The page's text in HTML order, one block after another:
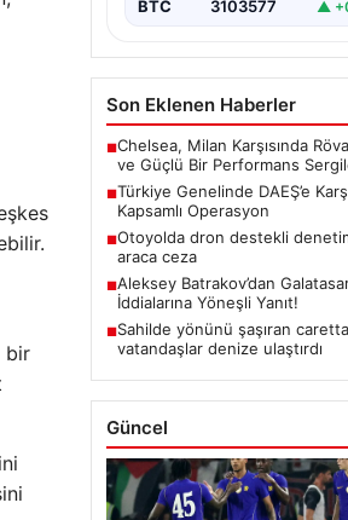
bir
BTC 3103577 ▲
Son Eklenen Haberler
■Chelsea, Milan Karşısında
ve Güçlü Bir Performans
■Türkiye Genelinde DAEŞ’e
Kapsamlı Operasyon
■Otoyolda dron destekli
araca ceza
■Aleksey Batrakov’dan
İddialarına Yöneşli Yanıt!
■Sahilde yönünü şaşıran
vatandaşlar denize ulaştırdı
Güncel